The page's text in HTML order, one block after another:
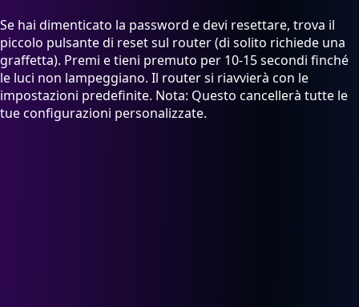
Se hai dimenticato la password e devi resettare, trova il
piccolo pulsante di reset sul router (di solito richiede una
graffetta). Premi e tieni premuto per 10-15 secondi finché
le luci non lampeggiano. Il router si riavvierà con le
impostazioni predefinite. Nota: Questo cancellerà tutte le
tue configurazioni personalizzate.